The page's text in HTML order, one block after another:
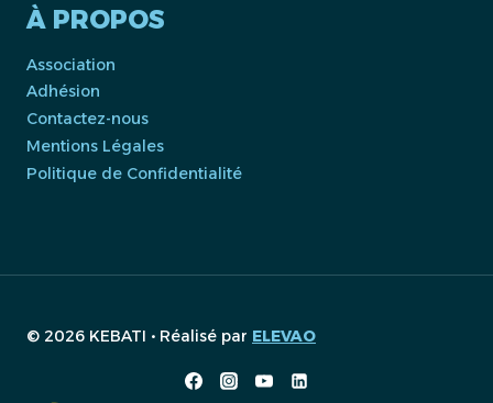
À PROPOS
Association
Adhésion
Contactez-nous
Mentions Légales
Politique de Confidentialité
© 2026 KEBATI • Réalisé par ELEVAO